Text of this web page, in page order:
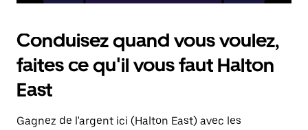
Conduisez quand vous voulez,
faites ce qu'il vous faut Halton
East
Gagnez de l'argent ici (Halton East) avec les